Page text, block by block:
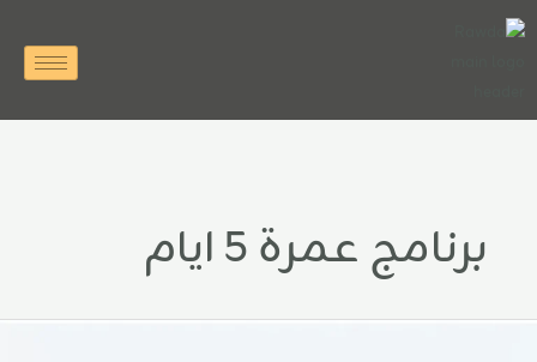
تخطي
إلى
برنامج عمرة 5 ايام